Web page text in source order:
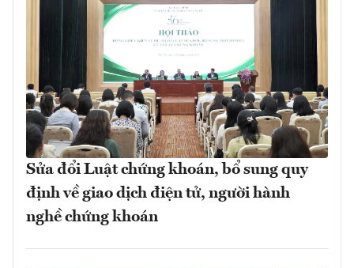
Sửa đổi Luật chứng khoán, bổ sung quy
định về giao dịch điện tử, người hành
nghề chứng khoán